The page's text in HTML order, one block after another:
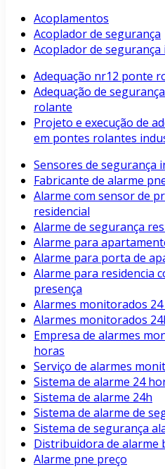
Acoplamentos
Acoplador de segurança
Acoplador de segurança
Adequação nr12 ponte
Adequação de
rolante
Projeto e execução de
em pontes rolantes
Sensores de segurança
Fabricante de alarme
Alarme com sensor de
residencial
Alarme de segurança
Alarme para
Alarme para porta de
Alarme para residencia
presença
Alarmes monitorados
Alarmes monitorados
Empresa de alarmes
horas
Serviço de alarmes
Sistema de alarme 24
Sistema de alarme 24h
Sistema de alarme de
Sistema de segurança
Distribuidora de alarme
Alarme pne preço